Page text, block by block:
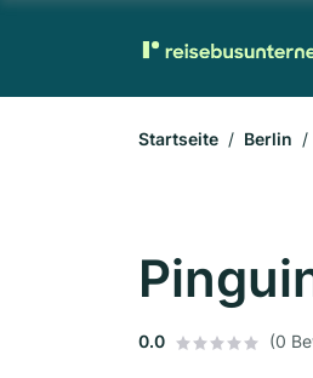
Startseite Berlin
0.0 (0